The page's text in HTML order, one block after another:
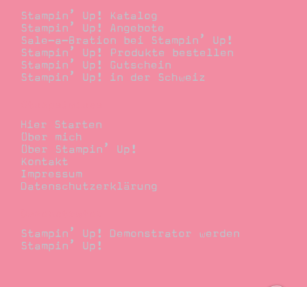
Stampin’ Up! Katalog
Stampin’ Up! Angebote
Sale-a-Bration bei Stampin’ Up!
Stampin’ Up! Produkte bestellen
Stampin’ Up! Gutschein
Stampin’ Up! in der Schweiz
Hier Starten
Über mich
Über Stampin’ Up!
Kontakt
Impressum
Datenschutzerklärung
Stampin’ Up! Demonstrator werden
Stampin’ Up!